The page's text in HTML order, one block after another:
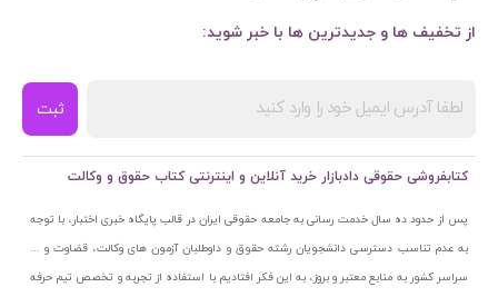
از تخفیف ها و جدیدترین ها با خبر شوید:
ثبت
کتابفروشی حقوقی دادبازار خرید آنلاین و اینترنتی کتاب حقوق و وکالت
پس از حدود ده سال خدمت رسانی به جامعه حقوقی ایران در قالب پایگاه خبری اختبار، با توجه
به عدم تناسب دسترسی دانشجویان رشته حقوق و داوطلبان آزمون های وکالت، قضاوت و ...
سراسر کشور به منابع معتبر و بروز، به این فکر افتادیم با استفاده از تجربه و تخصص تیم حرفه